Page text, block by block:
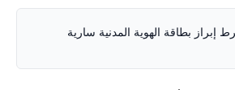
إبراز بطاقة الهوية المدنية سارية